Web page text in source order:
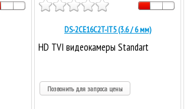
DS-2CE16C2T-IT5 (3.6 / 6 мм)
HD TVI видеокамеры Standart
Позвонить для запроса цены